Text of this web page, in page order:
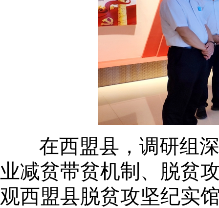
在西盟县，调研组
业减贫带贫机制、脱贫
观西盟县脱贫攻坚纪实